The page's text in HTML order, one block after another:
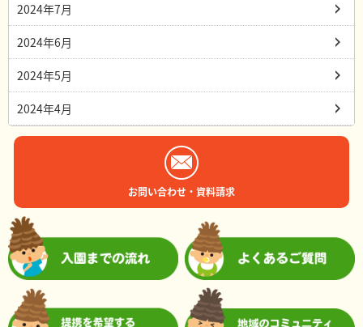
2024年7月
2024年6月
2024年5月
2024年4月
お問い合わせ・資料請求